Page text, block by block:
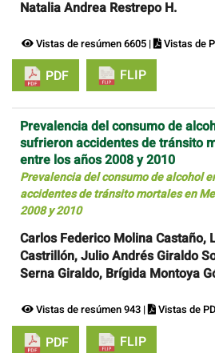
Natalia Andrea Restrepo H.
Vistas de resúmen 6605 | Vistas de
PDF FLIP
Prevalencia del consumo de
sufrieron accidentes de tránsito
entre los años 2008 y 2010
Prevalencia del consumo de alcohol
accidentes de tránsito mortales en
2008 y 2010
Carlos Federico Molina Castaño,
Castrillón, Julio Andrés Giraldo
Serna Giraldo, Brígida Montoya
Vistas de resúmen 943 | Vistas de
PDF FLIP